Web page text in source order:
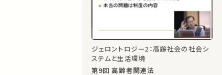
ジェロントロジー2：高齢社会の社会シ
ステムと生活環境
第9回 高齢者関連法